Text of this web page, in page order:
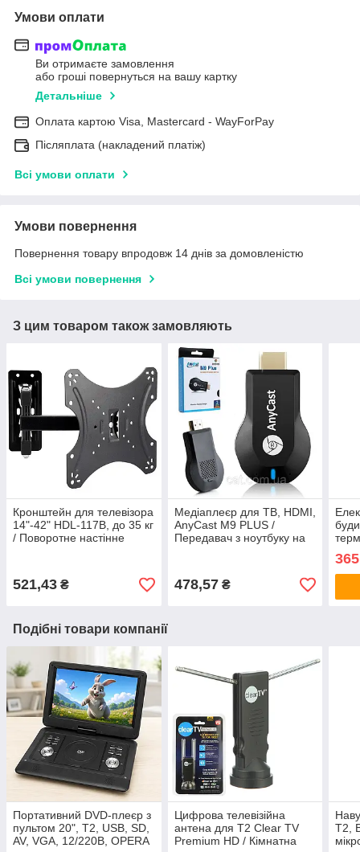
Умови оплати
Ви отримаєте замовлення
або гроші повернуться на вашу картку
Детальніше
Оплата картою Visa, Mastercard - WayForPay
Післяплата (накладений платіж)
Всі умови оплати
Умови повернення
Повернення товару впродовж 14 днів за домовленістю
Всі умови повернення
З цим товаром також замовляють
Кронштейн для телевізора
14"-42" HDL-117B, до 35 кг
/ Поворотне настінне
521,43 ₴
Медіаплеєр для ТВ, HDMI,
AnyCast M9 PLUS /
Передавач з ноутбуку на
478,57₴
365
Подібні товари компанії
Портативний DVD-плеєр з
пультом 20", T2, USB, SD,
AV, VGA, 12/220В, OPERA
Цифрова телевізійна
антена для Т2 Clear TV
Premium HD / Кімнатна
T2,